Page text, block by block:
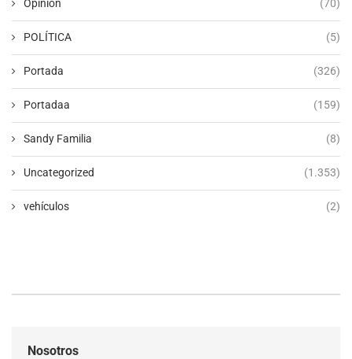
Opinion (70)
POLÍTICA (5)
Portada (326)
Portadaa (159)
Sandy Familia (8)
Uncategorized (1.353)
vehículos (2)
Nosotros